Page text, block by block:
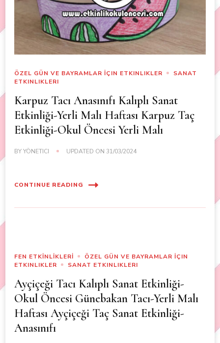
ÖZEL GÜN VE BAYRAMLAR İÇIN ETKINLIKLER
SANAT
ETKINLIKLERI
Karpuz Tacı Anasınıfı Kalıplı Sanat
Etkinliği-Yerli Malı Haftası Karpuz Taç
Etkinliği-Okul Öncesi Yerli Malı
BYYÖNETICI UPDATED ON 31/03/2024
CONTINUE READING
FEN ETKİNLİKLERİ
ÖZEL GÜN VE BAYRAMLAR İÇIN
ETKINLIKLER
SANAT ETKINLIKLERI
Ayçiçeği Tacı Kalıplı Sanat Etkinliği-
Okul Öncesi Günebakan Tacı-Yerli Malı
Haftası Ayçiçeği Taç Sanat Etkinliği-
Anasınıfı